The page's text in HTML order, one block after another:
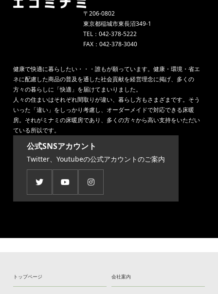
〒206-0802
東京都稲城市東長沼349-1
TEL：042-378-5222
FAX：042-378-3040
健康で快適に暮らしたい・・・誰もが願っています。健康・環境・省エ
ネに配慮した商品の普及を通した社会貢献を経営理念に掲げ、多くの
方々の暮らしに「快適」を届けてまいりました。
人々の住まいはそれぞれ間取りが違い、暮らし方もさまざまです。そう
いった「違い」をしっかり考慮し、オーダーメイドで対応できる床暖
房。それがミナミの床暖房であり、多くの方々から高い支持をいただい
ている所以です。
公式SNSアカウント
Twitter、Youtubeの公式アカウントのご案内
トップページ 会社案内